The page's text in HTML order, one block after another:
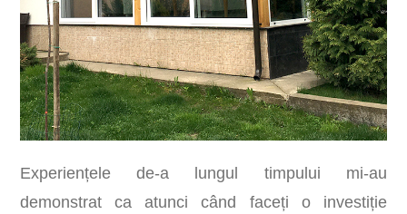
Experiențele de-a lungul timpului mi-au
demonstrat ca atunci când faceți o investiție